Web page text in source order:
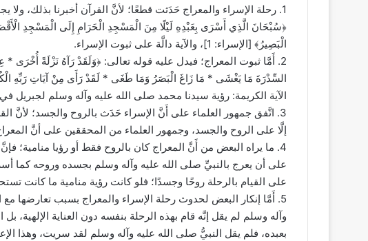
1. رحلة الإسراء والمعراج حَدَثت قطعًا؛ لأنَّ القرآن أخبرنا بذلك،
﴿سُبْحَانَ الَّذِي أَسْرَى بِعَبْدِهِ لَيْلًا مِنَ الْمَسْجِدِ الْحَرَامِ إِلَى الْمَسْجِدِ
الْبَصِيرُ﴾ [الإسراء: 1]، والآية دالَّة على ثبوت الإسراء.
2. أَمَّا ثبوت المعراج؛ فيدل عليه قوله تعالى: ﴿وَلَقَدْ رَآهُ نَزْلَةً
الآية الكريمة: رؤية سيدنا محمد صلى الله عليه وآله وسلم لجبريل
3. اتَّفق جمهور العلماء على أَنَّ الإسراء حَدَث بالروح والجسد؛ لأنَّ
إلَّا على الروح والجسد، وجمهور العلماء من المحققين على أنَّ
4. ما يراه البعض من أَنَّ المعراج كان بالروح فقط أو رؤيا منامية؛
على أن يعرج بالنبيِّ صلى الله عليه وآله وسلم بجسده وروحه كما
على القيام بالرحلة روحًا وجسدًا؛ فلو كانت رؤية منامية ما كانت
5. أَمَّا إنكار البعض لحدوث رحلة الإسراء والمعراج بسبب تعارضها
وآله وسلم لم يقل إنَّه قام بهذه الرحلة بنفسه دون العناية الإلهية،
بعبده، فلم يقل النبيُّ صلى الله عليه وآله وسلم لقد سريت، وهذا